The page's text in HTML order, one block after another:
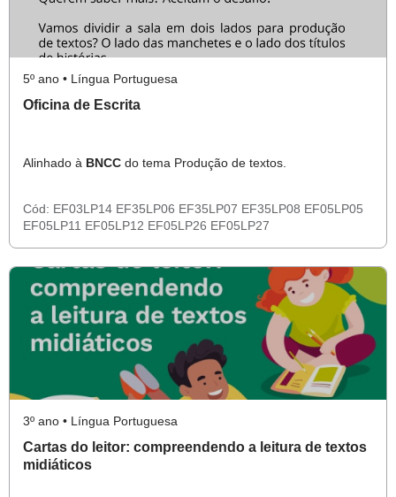
5º ano • Língua Portuguesa
Oficina de Escrita
Alinhado à BNCC do tema Produção de textos.
Cód: EF03LP14 EF35LP06 EF35LP07 EF35LP08 EF05LP05
EF05LP11 EF05LP12 EF05LP26 EF05LP27
3º ano • Língua Portuguesa
Cartas do leitor: compreendendo a leitura de textos
midiáticos